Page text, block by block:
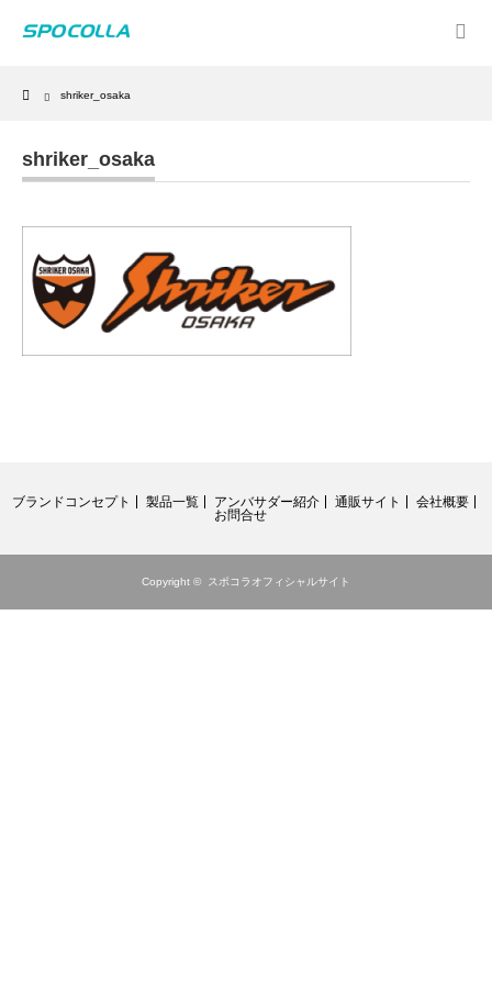
Home
shriker_osaka
shriker_osaka
ブランドコンセプト 製品一覧 アンバサダー紹介 通販サイト
会社概要
お問合せ
Copyright © スポコラオフィシャルサイト